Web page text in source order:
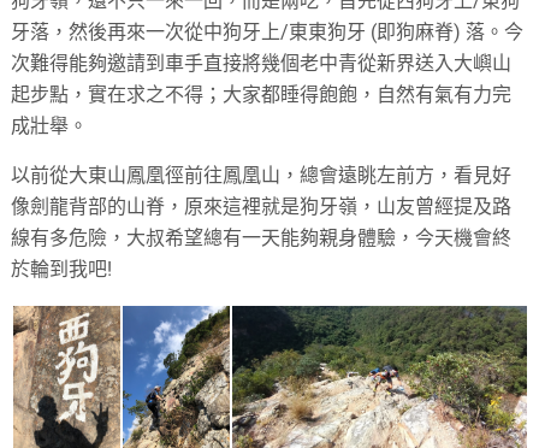
牙落，然後再來一次從中狗牙上/東東狗牙 (即狗麻脊) 落。今
次難得能夠邀請到車手直接將幾個老中青從新界送入大嶼山
起步點，實在求之不得；大家都睡得飽飽，自然有氣有力完
成壯舉。
以前從大東山鳳凰徑前往鳳凰山，總會遠眺左前方，看見好
像劍龍背部的山脊，原來這裡就是狗牙嶺，山友曾經提及路
線有多危險，大叔希望總有一天能夠親身體驗，今天機會終
於輪到我吧!